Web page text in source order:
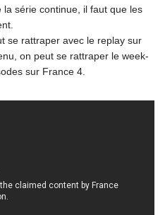
série continue, il faut que les
se rattraper avec le replay sur
on peut se rattraper le week-
sur France 4.